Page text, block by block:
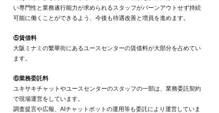
い専門性と業務遂行能力が求められるスタッフがバーンアウトせず持続
可能に働くことができるよう、今後も待遇改善と増員を進めます。
⑤賃借料
大阪ミナミの繁華街にあるユースセンターの賃借料が大部分を占めてい
ます。
⑥業務委託料
ユキサキチャットやユースセンターのスタッフの一部は、業務委託契約
で現場運営をしています。
調査提言や広報、AIチャットボットの運用等も委託により運営していま